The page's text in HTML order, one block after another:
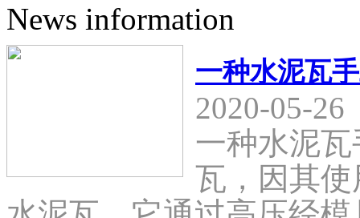
News information
一种水泥瓦
2020-05-26
一种水泥
瓦，因其